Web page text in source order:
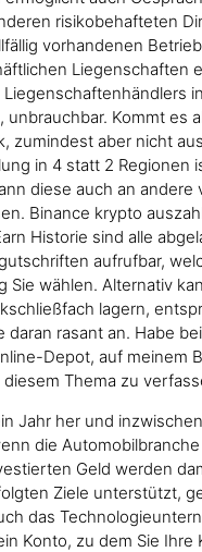
risikobehafteten
vorhandenen
Liegenschaften
unbrauchbar. Kommt es
zumindest aber nicht
in 4 statt 2 Regionen
diese auch an andere
Binance krypto
Historie sind alle
aufrufbar,
Sie wählen. Alternativ
lagern,
daran rasant an. Habe
Depot, auf meinem
Thema zu
Jahr her und
die
Geld werden
Ziele unterstützt,
das
Konto, zu dem Sie Ihre